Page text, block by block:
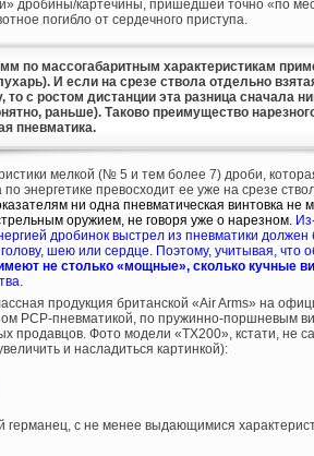
дробины/картечины, пришедшей точно «по
погибло от сердечного приступа.
по массогабаритным характеристикам
И если на срезе ствола отдельно
то с ростом дистанции эта разница сначала
раньше). Таково преимущество
пневматика.
мелкой (№ 5 и тем более 7) дроби,
по энергетике превосходит ее уже на срезе
ни одна пневматическая винтовка не
оружием, не говоря уже о нарезном.
дробинок выстрел из пневматики
голову, шею или сердце. Поэтому, учитывая, что
не столько «мощные», сколько кучные
продукция британской «Air Arms» на
PCP-пневматикой, по пружинно-поршневым
продавцов. Фото модели «TX200», кстати, не
и насладиться картинкой):
германец, с не менее выдающимися